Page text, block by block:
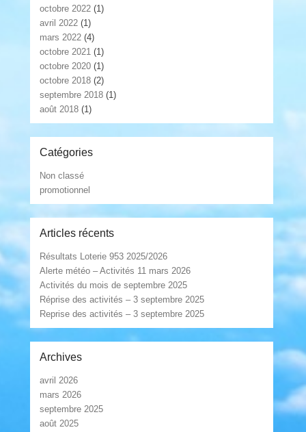
octobre 2022 (1)
avril 2022 (1)
mars 2022 (4)
octobre 2021 (1)
octobre 2020 (1)
octobre 2018 (2)
septembre 2018 (1)
août 2018 (1)
Catégories
Non classé
promotionnel
Articles récents
Résultats Loterie 953 2025/2026
Alerte météo – Activités 11 mars 2026
Activités du mois de septembre 2025
Réprise des activités – 3 septembre 2025
Reprise des activités – 3 septembre 2025
Archives
avril 2026
mars 2026
septembre 2025
août 2025